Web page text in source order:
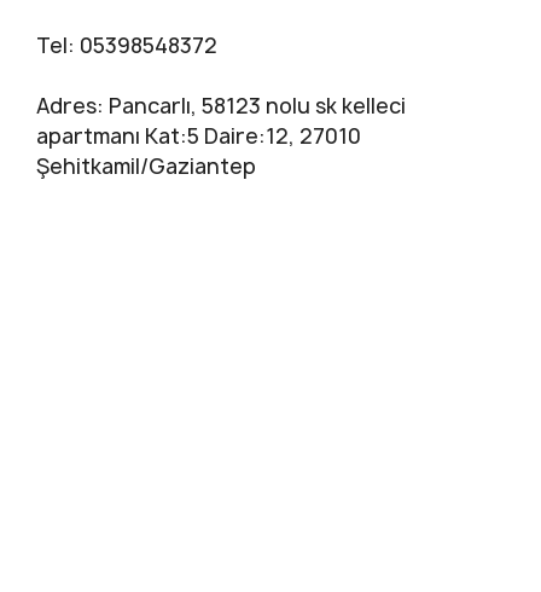
Tel: 05398548372
Adres: Pancarlı, 58123 nolu sk kelleci
apartmanı Kat:5 Daire:12, 27010
Şehitkamil/Gaziantep